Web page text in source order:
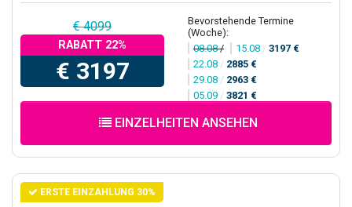
€ 4099
RABATT 22%
€ 3197
Bevorstehende Termine
(Woche):
08.08/ 15.08 / 3197 €
22.08 / 2885 €
29.08 / 2963 €
05.09 / 3821 €
EINZELHEITEN ANSEHEN
ERSTE EINZAHLUNG 30%